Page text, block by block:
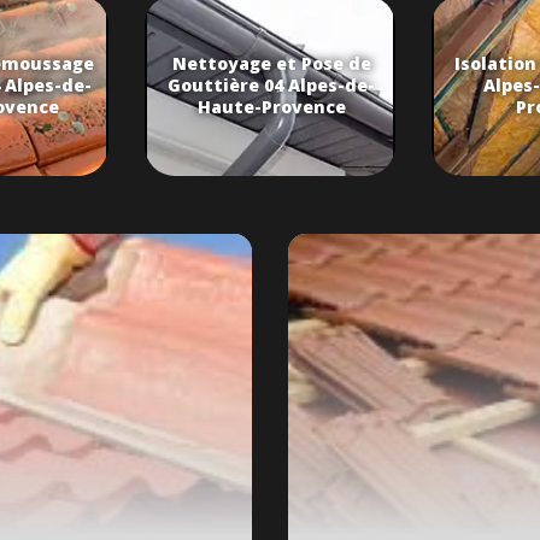
de-
Nettoyage et Pose de
Gouttière 04 Alpes-de-
Haute-Provence
Isolation